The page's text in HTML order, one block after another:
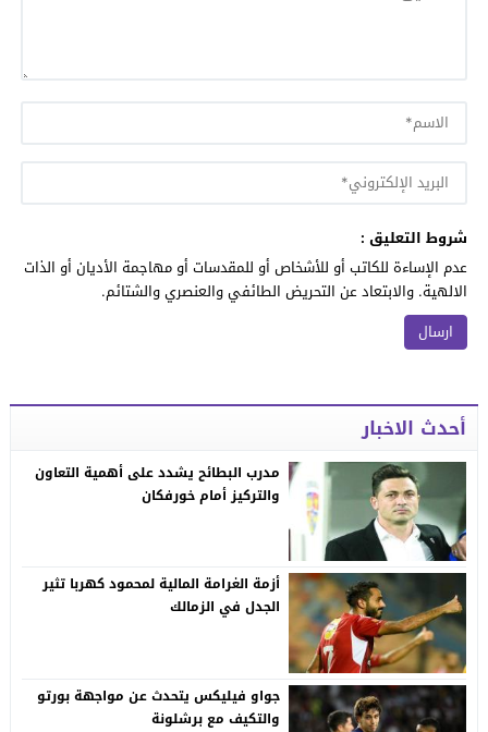
شروط التعليق :
عدم الإساءة للكاتب أو للأشخاص أو للمقدسات أو مهاجمة الأديان أو الذات
الالهية. والابتعاد عن التحريض الطائفي والعنصري والشتائم.
أحدث الاخبار
مدرب البطائح يشدد على أهمية التعاون
والتركيز أمام خورفكان
أزمة الغرامة المالية لمحمود كهربا تثير
الجدل في الزمالك
جواو فيليكس يتحدث عن مواجهة بورتو
والتكيف مع برشلونة